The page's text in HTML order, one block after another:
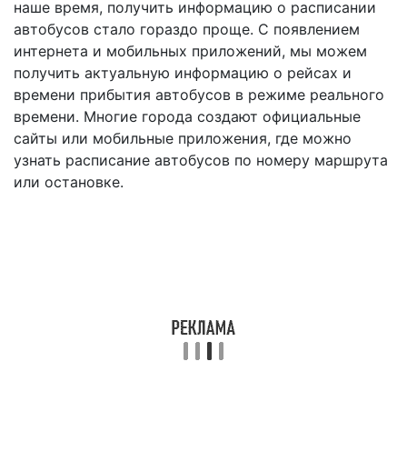
наше время, получить информацию о расписании
автобусов стало гораздо проще. С появлением
интернета и мобильных приложений, мы можем
получить актуальную информацию о рейсах и
времени прибытия автобусов в режиме реального
времени. Многие города создают официальные
сайты или мобильные приложения, где можно
узнать расписание автобусов по номеру маршрута
или остановке.